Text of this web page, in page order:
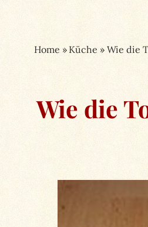
Home » Küche » Wie die
Wie die